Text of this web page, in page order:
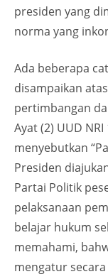
presiden yang
norma yang
Ada beberapa
disampaikan
pertimbangan
Ayat (2) UUD
menyebutkan
Presiden
Partai Politik
pelaksanaan
belajar hukum
memahami,
mengatur